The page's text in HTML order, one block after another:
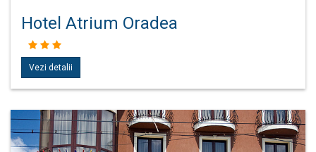
Hotel Atrium Oradea
Vezi detalii